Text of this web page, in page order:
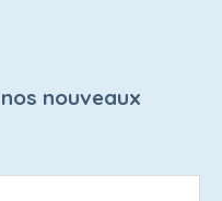
nouveaux